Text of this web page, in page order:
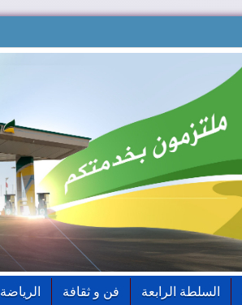
السلطة الرابعة فن و ثقافة الرياضة